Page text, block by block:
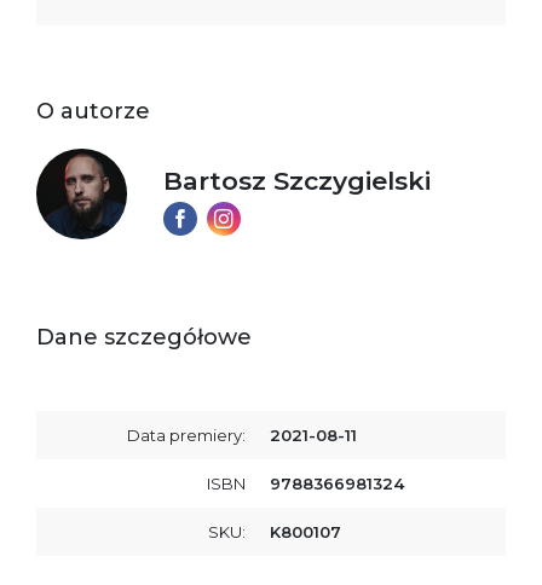
O autorze
Bartosz Szczygielski
Dane szczegółowe
Data premiery: 2021-08-11
ISBN 9788366981324
SKU: K800107